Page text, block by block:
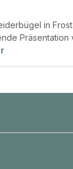
in
Präsentation